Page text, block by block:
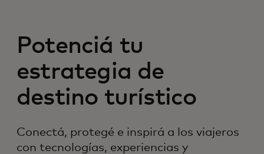
Potenciá tu
estrategia de
destino turístico
Conectá, protegé e inspirá a los viajeros
con tecnologías, experiencias y